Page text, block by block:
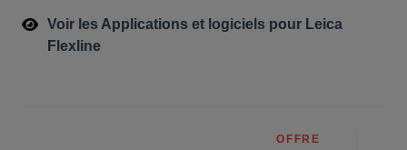
Voir les Applications et logiciels pour Leica
Flexline
OFFRE